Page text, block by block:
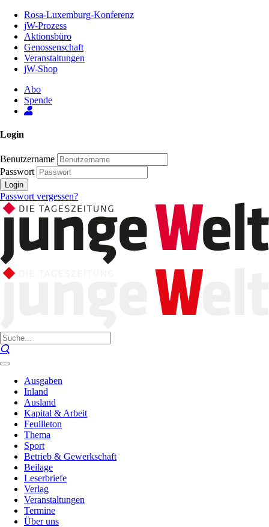
Inhalt
Seite
Rosa-Luxemburg-Konferenz
jW-Prozess
Aktionsbüro
Genossenschaft
Veranstaltungen
jW-Shop
Abo
Spende
Login
Benutzername
Passwort
Login
Passwort vergessen?
Ausgaben
Inland
Ausland
Kapital & Arbeit
Feuilleton
Thema
Sport
Betrieb & Gewerkschaft
Beilage
Leserbriefe
Verlag
Veranstaltungen
Termine
Über uns